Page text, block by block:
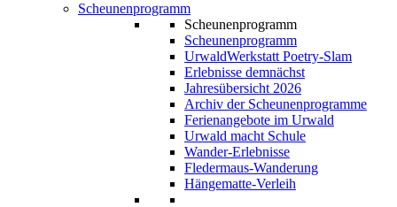
Scheunenprogramm
Scheunenprogramm
Scheunenprogramm
UrwaldWerkstatt Poetry-Slam
Erlebnisse demnächst
Jahresübersicht 2026
Archiv der Scheunenprogramme
Ferienangebote im Urwald
Urwald macht Schule
Wander-Erlebnisse
Fledermaus-Wanderung
Hängematte-Verleih